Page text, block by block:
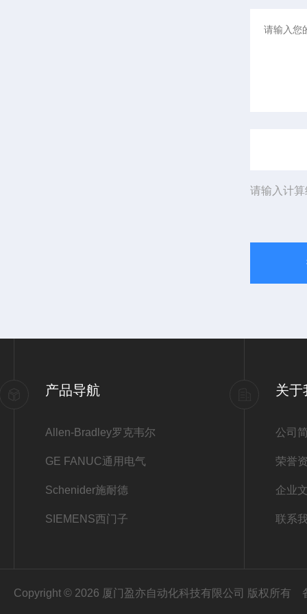
请输入计
产品导航
Allen-Bradley罗克韦尔
GE FANUC通用电气
Schenider施耐德
SIEMENS西门子
关于
公司
荣誉
企业
联系
Copyright © 2026 厦门盈亦自动化科技有限公司 版权所有